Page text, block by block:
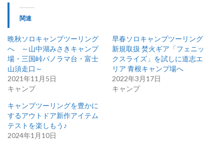
関連
晩秋ソロキャンプツーリング
へ ～山中湖みさきキャンプ
場・三国峠パノラマ台・富士
山須走口～
2021年11月5日
キャンプ
早春ソロキャンプツーリング
新規取扱 焚火ギア「フェニッ
クスライズ」を試しに道志エ
リア 青根キャンプ場へ
2022年3月17日
キャンプ
キャンプツーリングを豊かに
するアウトドア新作アイテム
テストを楽しもう♪
2024年1月10日